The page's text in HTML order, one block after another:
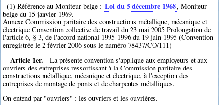
(1) Référence au Moniteur belge : Loi du 5 décembre 1968, Moniteur
belge du 15 janvier 1969.
Annexe Commission paritaire des constructions métallique, mécanique et
électrique Convention collective de travail du 23 mai 2005 Prolongation de
l'article 6, § 3, de l'accord national 1995-1996 du 19 juin 1995 (Convention
enregistrée le 2 février 2006 sous le numéro 78437/CO/111)
Article 1er.
La présente convention s'applique aux employeurs et aux
ouvriers des entreprises ressortissant à la Commission paritaire des
constructions métallique, mécanique et électrique, à l'exception des
entreprises de montage de ponts et de charpentes métalliques.
On entend par "ouvriers" : les ouvriers et les ouvrières.